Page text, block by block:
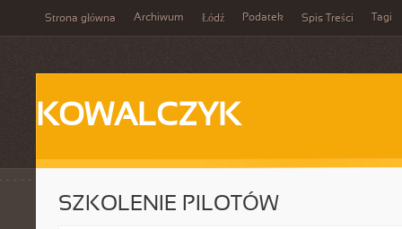
Strona główna Archiwum Łódź Podatek Spis Treści Tagi
KOWALCZYK
SZKOLENIE PILOTÓW